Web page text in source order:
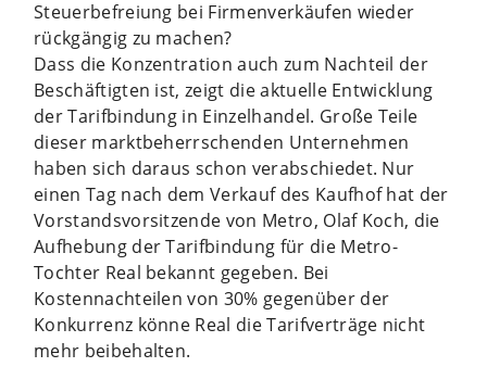
Steuerbefreiung bei Firmenverkäufen wieder
rückgängig zu machen?
Dass die Konzentration auch zum Nachteil der
Beschäftigten ist, zeigt die aktuelle Entwicklung
der Tarifbindung in Einzelhandel. Große Teile
dieser marktbeherrschenden Unternehmen
haben sich daraus schon verabschiedet. Nur
einen Tag nach dem Verkauf des Kaufhof hat der
Vorstandsvorsitzende von Metro, Olaf Koch, die
Aufhebung der Tarifbindung für die Metro-
Tochter Real bekannt gegeben. Bei
Kostennachteilen von 30% gegenüber der
Konkurrenz könne Real die Tarifverträge nicht
mehr beibehalten.